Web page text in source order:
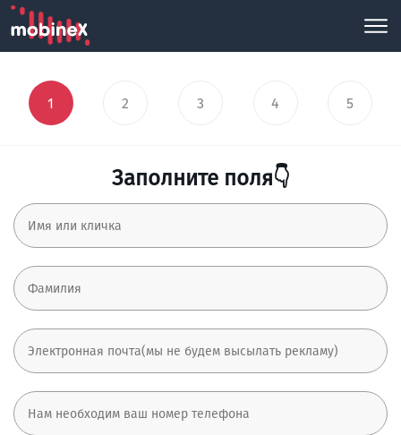
1 2 3 4 5
Заполните поля👇